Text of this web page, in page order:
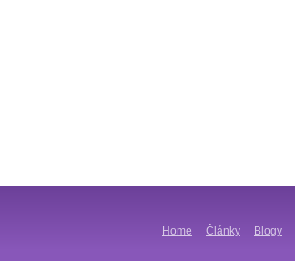
Home Články Blogy